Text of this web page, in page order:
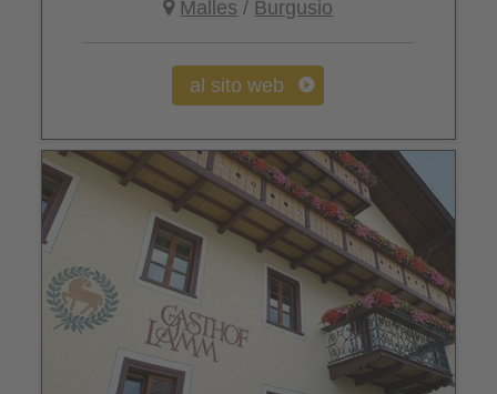
Malles / Burgusio
al sito web